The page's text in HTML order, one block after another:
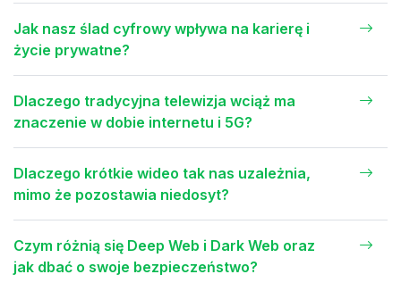
Jak nasz ślad cyfrowy wpływa na karierę i
życie prywatne?
Dlaczego tradycyjna telewizja wciąż ma
znaczenie w dobie internetu i 5G?
Dlaczego krótkie wideo tak nas uzależnia,
mimo że pozostawia niedosyt?
Czym różnią się Deep Web i Dark Web oraz
jak dbać o swoje bezpieczeństwo?